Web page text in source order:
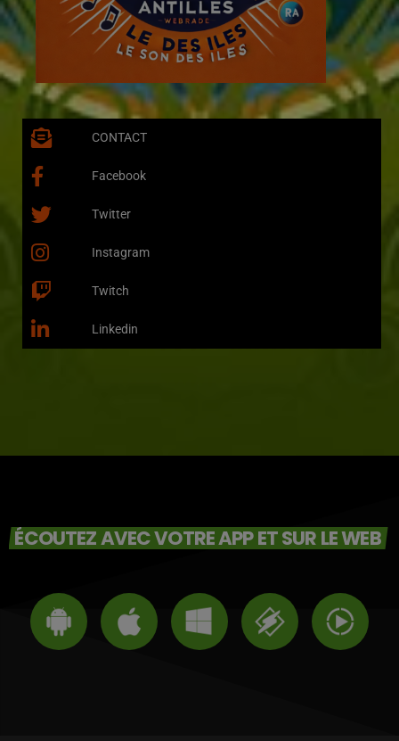
CONTACT
Facebook
Twitter
Instagram
Twitch
Linkedin
ÉCOUTEZ AVEC VOTRE APP ET SUR LE WEB